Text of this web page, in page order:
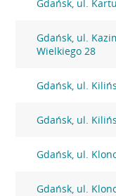
Gdańsk, ul.
Gdańsk, ul.
Wielkiego 28
Gdańsk, ul.
Gdańsk, ul.
Gdańsk, ul.
Gdańsk, ul.